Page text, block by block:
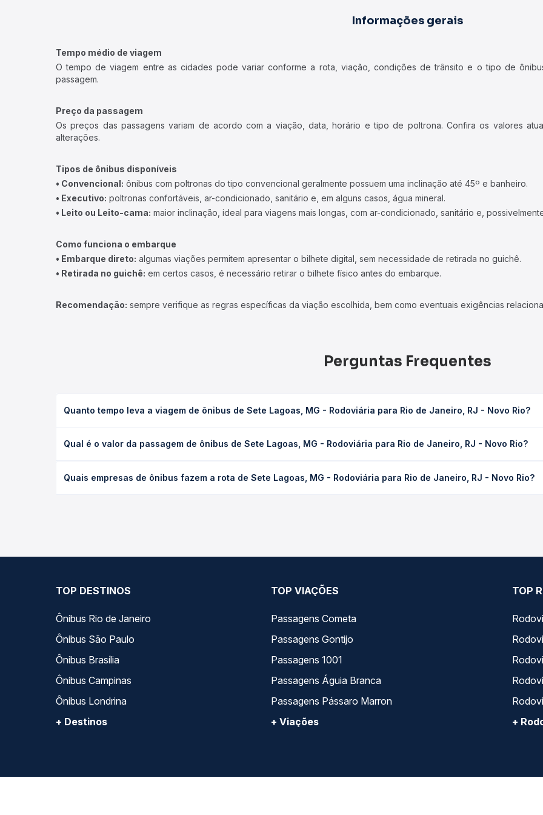
Informações gerais
Tempo médio de viagem
O tempo de viagem entre as cidades pode variar conforme a rota, viação, condições de trânsito e o tipo de
passagem.
Preço da passagem
Os preços das passagens variam de acordo com a viação, data, horário e tipo de poltrona. Confira os valores
alterações.
Tipos de ônibus disponíveis
• Convencional: ônibus com poltronas do tipo convencional geralmente possuem uma inclinação até 45º e banheiro.
• Executivo: poltronas confortáveis, ar-condicionado, sanitário e, em alguns casos, água mineral.
• Leito ou Leito-cama: maior inclinação, ideal para viagens mais longas, com ar-condicionado, sanitário e,
Como funciona o embarque
• Embarque direto: algumas viações permitem apresentar o bilhete digital, sem necessidade de retirada no guichê.
• Retirada no guichê: em certos casos, é necessário retirar o bilhete físico antes do embarque.
Recomendação: sempre verifique as regras específicas da viação escolhida, bem como eventuais exigências
Perguntas Frequentes
Quanto tempo leva a viagem de ônibus de Sete Lagoas, MG - Rodoviária para Rio de Janeiro, RJ - Novo Rio?
(convencional, executivo ou leito) e as condições de tráfego. Na Quero Passagem você consulta os horários
Qual é o valor da passagem de ônibus de Sete Lagoas, MG - Rodoviária para Rio de Janeiro, RJ - Novo Rio?
empresa, o tipo de poltrona e a antecedência da compra. Na Quero Passagem você compara os preços de todas as
Quais empresas de ônibus fazem a rota de Sete Lagoas, MG - Rodoviária para Rio de Janeiro, RJ - Novo Rio?
TOP DESTINOS
Ônibus Rio de Janeiro
Ônibus São Paulo
Ônibus Brasília
Ônibus Campinas
Ônibus Londrina
+ Destinos
TOP VIAÇÕES
Passagens Cometa
Passagens Gontijo
Passagens 1001
Passagens Águia Branca
Passagens Pássaro Marron
+ Viações
TOP
+